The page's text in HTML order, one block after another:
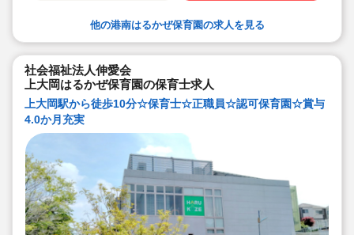
他の港南はるかぜ保育園の求人を見る
社会福祉法人伸愛会
上大岡はるかぜ保育園の保育士求人
上大岡駅から徒歩10分☆保育士☆正職員☆認可保育園☆賞与
4.0か月充実